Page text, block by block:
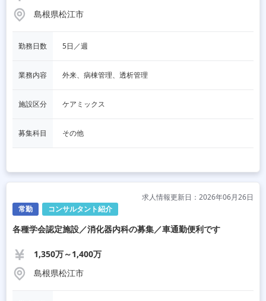
島根県松江市
勤務日数 5日／週
業務内容 外来、病棟管理、透析管理
施設区分 ケアミックス
募集科目 その他
常勤 コンサルタント紹介
求人情報更新日：2026年06月26日
各種学会認定施設／消化器内科の募集／車通勤便利です
1,350万～1,400万
島根県松江市